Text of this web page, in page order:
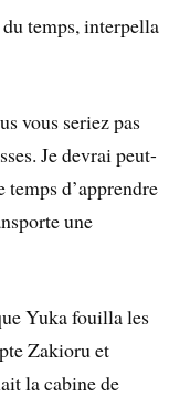
temps, interpella
vous seriez pas
Je devrai peut-
temps d’apprendre
une
Yuka fouilla les
Zakioru et
la cabine de